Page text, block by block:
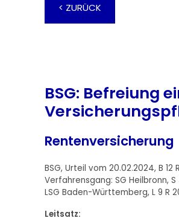
< ZURÜCK
BSG: Befreiung
Rentenversicherung
BSG, Urteil vom 20.02.2024, B 12 R
Verfahrensgang: SG Heilbronn, S
LSG Baden-Württemberg, L 9 R
Leitsatz: